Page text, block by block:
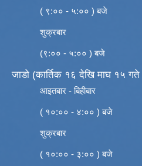
( ९:०० - ५:०० ) बजे
शुक्रबार
(९:०० - ५:०० ) बजे
जाडो (कार्तिक १६ देखि माघ १५ गते
आइतबार - बिहीबार
( १०:०० - ४:०० ) बजे
शुक्रबार
( १०:०० - ३:०० ) बजे